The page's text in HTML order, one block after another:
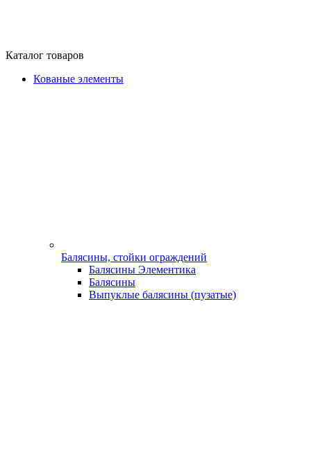
Каталог товаров
Кованые элементы
Балясины, стойки ограждений
Балясины Элементика
Балясины
Выпуклые балясины (пузатые)